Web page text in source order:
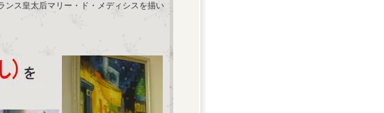
ンス皇太后マリー・ド・メディシスを描い